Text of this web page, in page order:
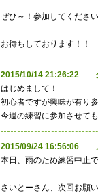
ぜひ～！参加してください
お待ちしております！！
2015/10/14 21:26:22
はじめまして！
初心者ですが興味が有り
今週の練習に参加させて
2015/09/24 16:56:06
本日、雨のため練習中止で
さいとーさん、次回お願